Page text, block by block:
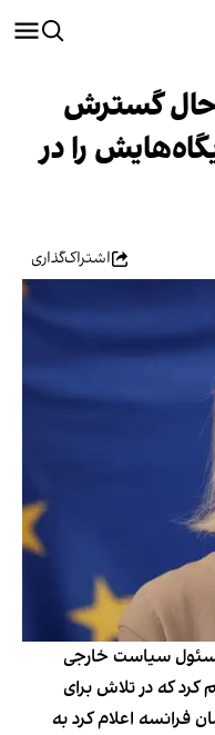
حال گسترش
را در
اشتراک‌گذاری
سیاست خارجی
کرد که در تلاش برای
اعلام کرد به